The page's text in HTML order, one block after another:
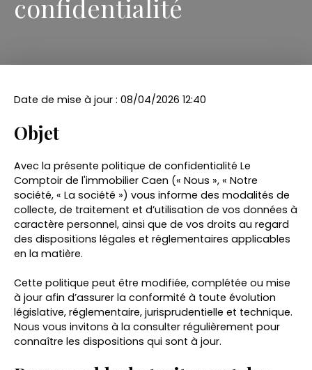
confidentialité
Date de mise à jour : 08/04/2026 12:40
Objet
Avec la présente politique de confidentialité Le
Comptoir de l'immobilier Caen (« Nous », « Notre
société, « La société ») vous informe des modalités de
collecte, de traitement et d’utilisation de vos données à
caractère personnel, ainsi que de vos droits au regard
des dispositions légales et réglementaires applicables
en la matière.
Cette politique peut être modifiée, complétée ou mise
à jour afin d’assurer la conformité à toute évolution
législative, réglementaire, jurisprudentielle et technique.
Nous vous invitons à la consulter régulièrement pour
connaître les dispositions qui sont à jour.